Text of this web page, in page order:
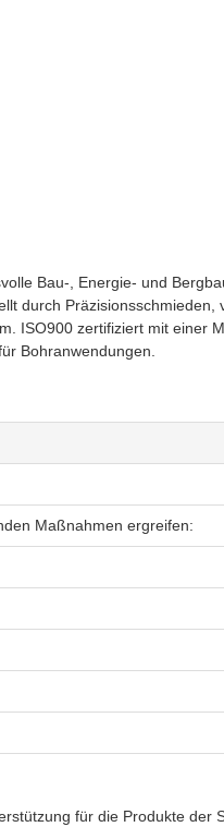
Bau-, Energie- und
durch Präzisionsschmieden,
ISO900 zertifiziert mit einer
Bohranwendungen.
Maßnahmen ergreifen:
für die Produkte der